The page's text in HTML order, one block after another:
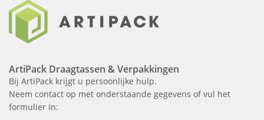
ArtiPack Draagtassen & Verpakkingen
Bij ArtiPack krijgt u persoonlijke hulp.
Neem contact op met onderstaande gegevens of vul het
formulier in: